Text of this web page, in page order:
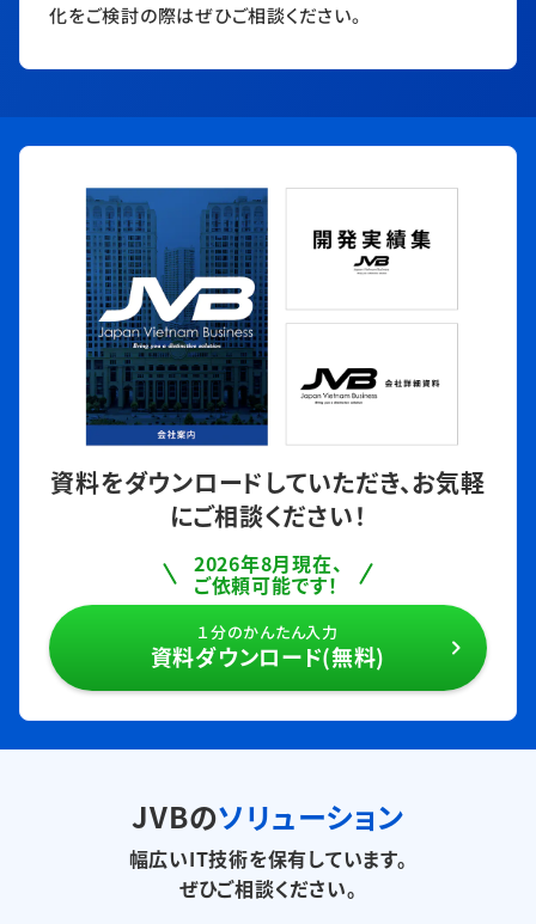
化をご検討の際はぜひご相談ください。
資料をダウンロードしていただき、お気軽
にご相談ください！
2026年8月現在、
ご依頼可能です！
１分のかんたん入力
資料ダウンロード(無料)
JVBのソリューション
幅広いIT技術を保有しています。
ぜひご相談ください。